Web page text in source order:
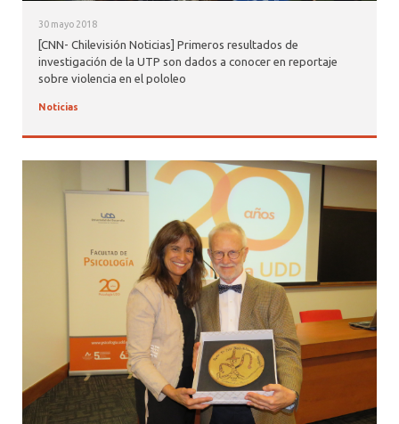
30 mayo 2018
[CNN- Chilevisión Noticias] Primeros resultados de
investigación de la UTP son dados a conocer en reportaje
sobre violencia en el pololeo
Noticias